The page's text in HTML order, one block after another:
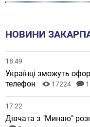
НОВИНИ
18:49
Українці зможуть
телефон
17224 1
17:22
Дівчата з "Минаю"